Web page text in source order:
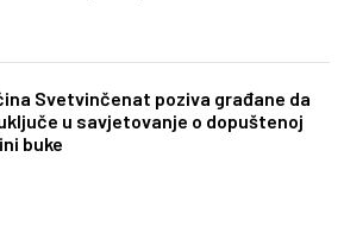
Svetvinčenat poziva građane da
u savjetovanje o dopuštenoj
buke